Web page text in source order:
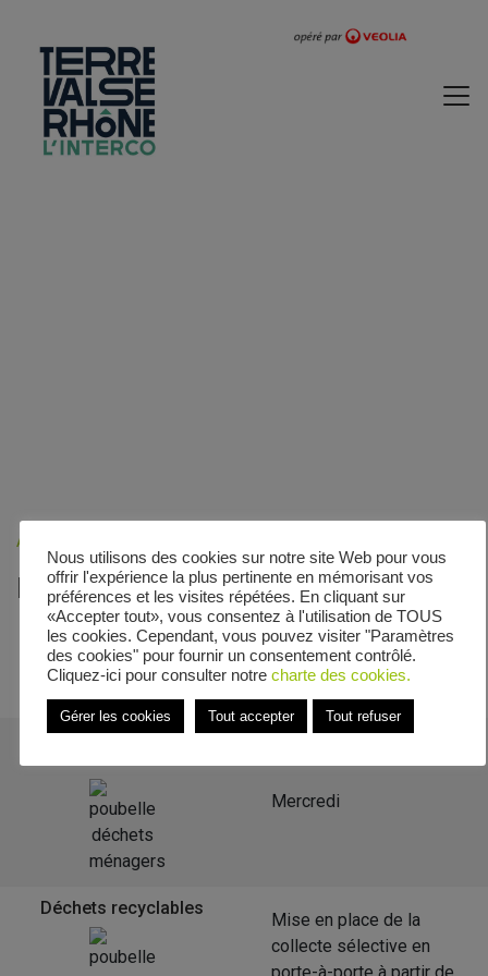
Accueil
Le calendrier de collecte de Valhey
Retour à la liste des communes
Déchets ménagers
Mercredi
Déchets recyclables
Mise en place de la
collecte sélective en
Nous utilisons des cookies sur notre site Web pour vous
offrir l'expérience la plus pertinente en mémorisant vos
préférences et les visites répétées. En cliquant sur
«Accepter tout», vous consentez à l'utilisation de TOUS
les cookies. Cependant, vous pouvez visiter "Paramètres
des cookies" pour fournir un consentement contrôlé.
Cliquez-ici pour consulter notre charte des cookies.
Gérer les cookies Tout accepter Tout refuser